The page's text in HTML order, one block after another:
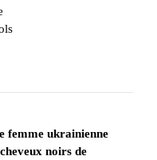
femme ukrainienne
noirs de